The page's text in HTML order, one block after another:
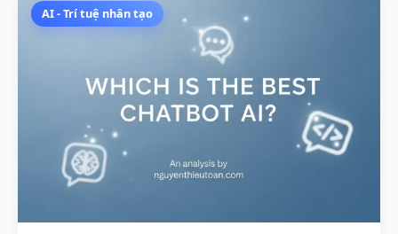
AI - Trí tuệ nhân tạo